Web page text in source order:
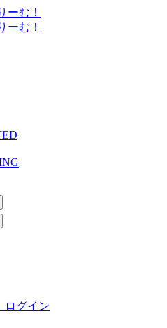
ログイン